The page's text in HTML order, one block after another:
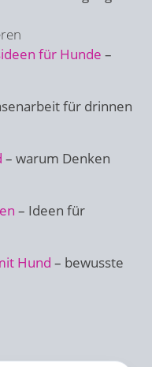
für Hunde –
für drinnen
– warum Denken
– Ideen für
Hund – bewusste